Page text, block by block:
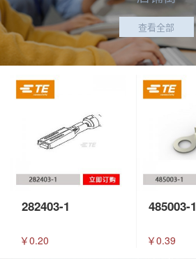
查看全部
282403-1
￥0.20
485003-1
￥0.39